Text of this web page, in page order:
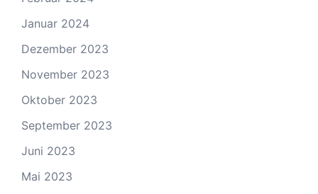
Januar 2024
Dezember 2023
November 2023
Oktober 2023
September 2023
Juni 2023
Mai 2023